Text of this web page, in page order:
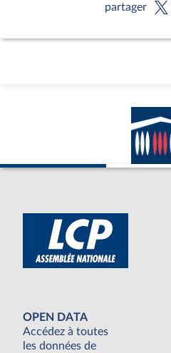
partager
OPEN DATA
Accédez à toutes
les données de